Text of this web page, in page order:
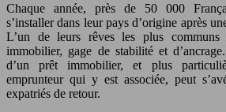
Chaque année, près de 50 000
s’installer dans leur pays d’origine après
L’un de leurs rêves les plus communs
immobilier, gage de stabilité et
d’un prêt immobilier, et plus
emprunteur qui y est associée, peut
expatriés de retour.